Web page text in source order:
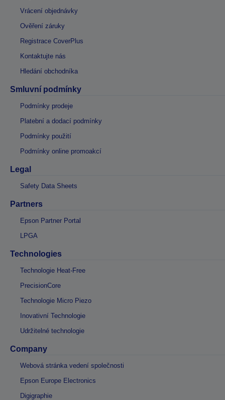
Vrácení objednávky
Ověření záruky
Registrace CoverPlus
Kontaktujte nás
Hledání obchodníka
Smluvní podmínky
Podmínky prodeje
Platební a dodací podmínky
Podmínky použití
Podmínky online promoakcí
Legal
Safety Data Sheets
Partners
Epson Partner Portal
LPGA
Technologies
Technologie Heat-Free
PrecisionCore
Technologie Micro Piezo
Inovativní Technologie
Udržitelné technologie
Company
Webová stránka vedení společnosti
Epson Europe Electronics
Digigraphie